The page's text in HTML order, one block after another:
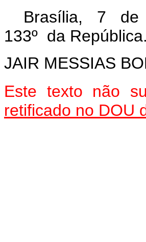
Brasília, 7 de
133º da República.
JAIR MESSIAS
Este texto não
retificado no DOU